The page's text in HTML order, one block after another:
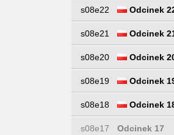
s08e22 Odcinek
s08e21 Odcinek
s08e20 Odcinek
s08e19 Odcinek
s08e18 Odcinek
s08e17 Odcinek 17